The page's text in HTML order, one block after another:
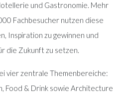
und Gastronomie. Mehr
Fachbesucher nutzen diese
Inspiration zu gewinnen und
die Zukunft zu setzen.
vier zentrale Themenbereiche:
Food & Drink sowie Architecture